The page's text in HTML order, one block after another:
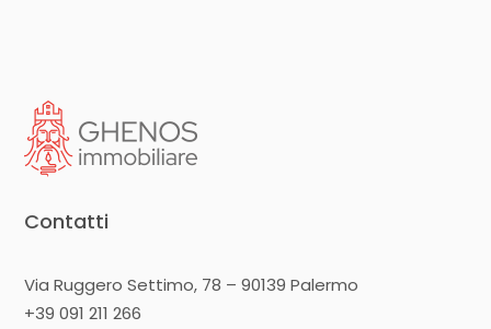
Contatti
Via Ruggero Settimo, 78 – 90139 Palermo
+39 091 211 266